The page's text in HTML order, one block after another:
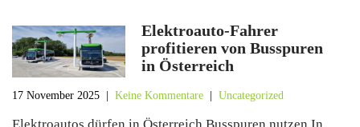
Elektroauto-Fahrer
profitieren von Busspuren
in Österreich
17 November 2025 Keine Kommentare Uncategorized